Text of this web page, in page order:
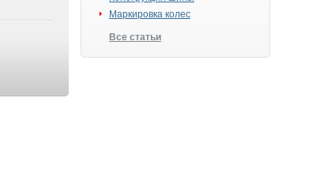
Маркировка колес
Все статьи